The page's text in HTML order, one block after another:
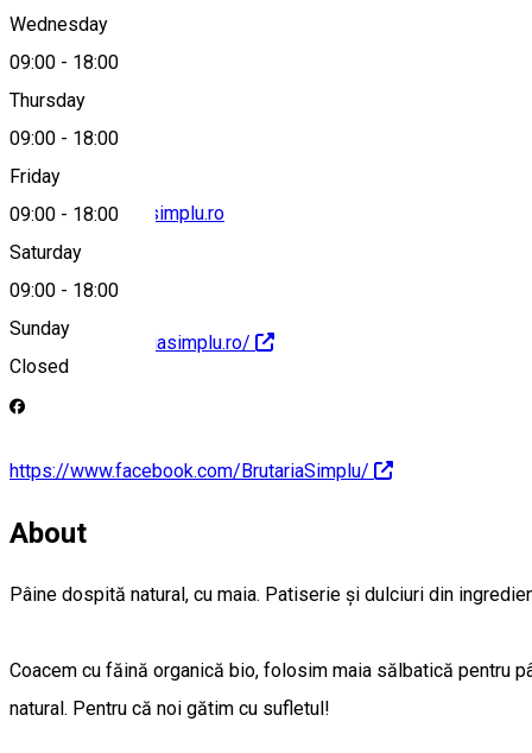
Wednesday
09:00 - 18:00
Thursday
09:00 - 18:00
Friday
09:00 - 18:00
Saturday
09:00 - 18:00
Sunday
Closed
contact@brutariasimplu.ro
http://www.brutariasimplu.ro/
https://www.facebook.com/BrutariaSimplu/
About
Pâine dospită natural, cu maia. Patiserie și dulciuri din
Coacem cu făină organică bio, folosim maia sălbatică pentru
natural. Pentru că noi gătim cu sufletul!